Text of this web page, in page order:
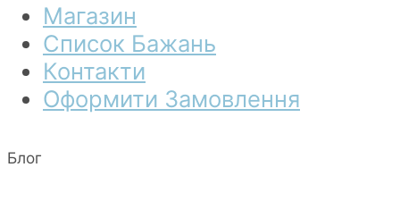
Магазин
Список Бажань
Контакти
Оформити Замовлення
Блог